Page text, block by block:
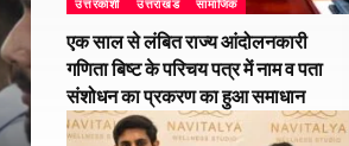
उत्तरकाशी उत्तराखंड सामाजिक
एक साल से लंबित राज्य आंदोलनकारी
गणिता बिष्ट के परिचय पत्र में नाम व पता
संशोधन का प्रकरण का हुआ समाधान